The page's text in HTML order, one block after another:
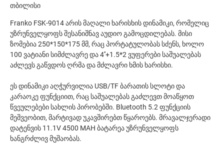
თბილისი
Franko FSK-9014 არის მაღალი ხარისხის დინამიკი, რომელიც
უზრუნველყოფს შესანიშნავ აუდიო გამოცდილებას. მისი
ზომებია 250*150*175 მმ, რაც პორტატულობას სძენს, ხოლო
100 ვატიანი სიმძლავრე და 4''+1.5*2 ვუფერები საშუალებას
აძლევს გაწვდოს ღრმა და მძლავრი ხმის ხარისხი.
ეს დინამიკი აღჭურვილია USB/TF ბარათის სლოტი და
კარაოკე ფუნქციით, რაც საშუალებას გაძლევთ მოაწყოთ
წვეულებები სახლის პირობებში. Bluetooth 5.2 ფუნქციის
მეშვეობით, მარტივად უკავშირებთ წყაროებს. მრავალჯერადი
დატენვის 11.1V 4500 MAH ბატარეა უზრუნველყოფს
ხანგრძლივ მუშაობას.